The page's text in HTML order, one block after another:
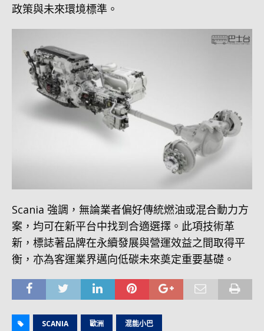
政策與未來環境標準。
Scania 強調，無論業者偏好傳統燃油或混合動力方
案，均可在新平台中找到合適選擇。此項技術革
新，標誌著品牌在永續發展與營運效益之間取得平
衡，亦為客運業界邁向低碳未來奠定重要基礎。
SCANIA 歐洲 混能小巴